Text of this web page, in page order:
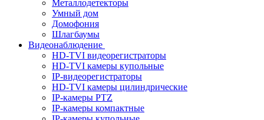
Металлодетекторы
Умный дом
Домофония
Шлагбаумы
Видеонаблюдение
HD-TVI видеорегистраторы
HD-TVI камеры купольные
IP-видеорегистраторы
HD-TVI камеры цилиндрические
IP-камеры PTZ
IP-камеры компактные